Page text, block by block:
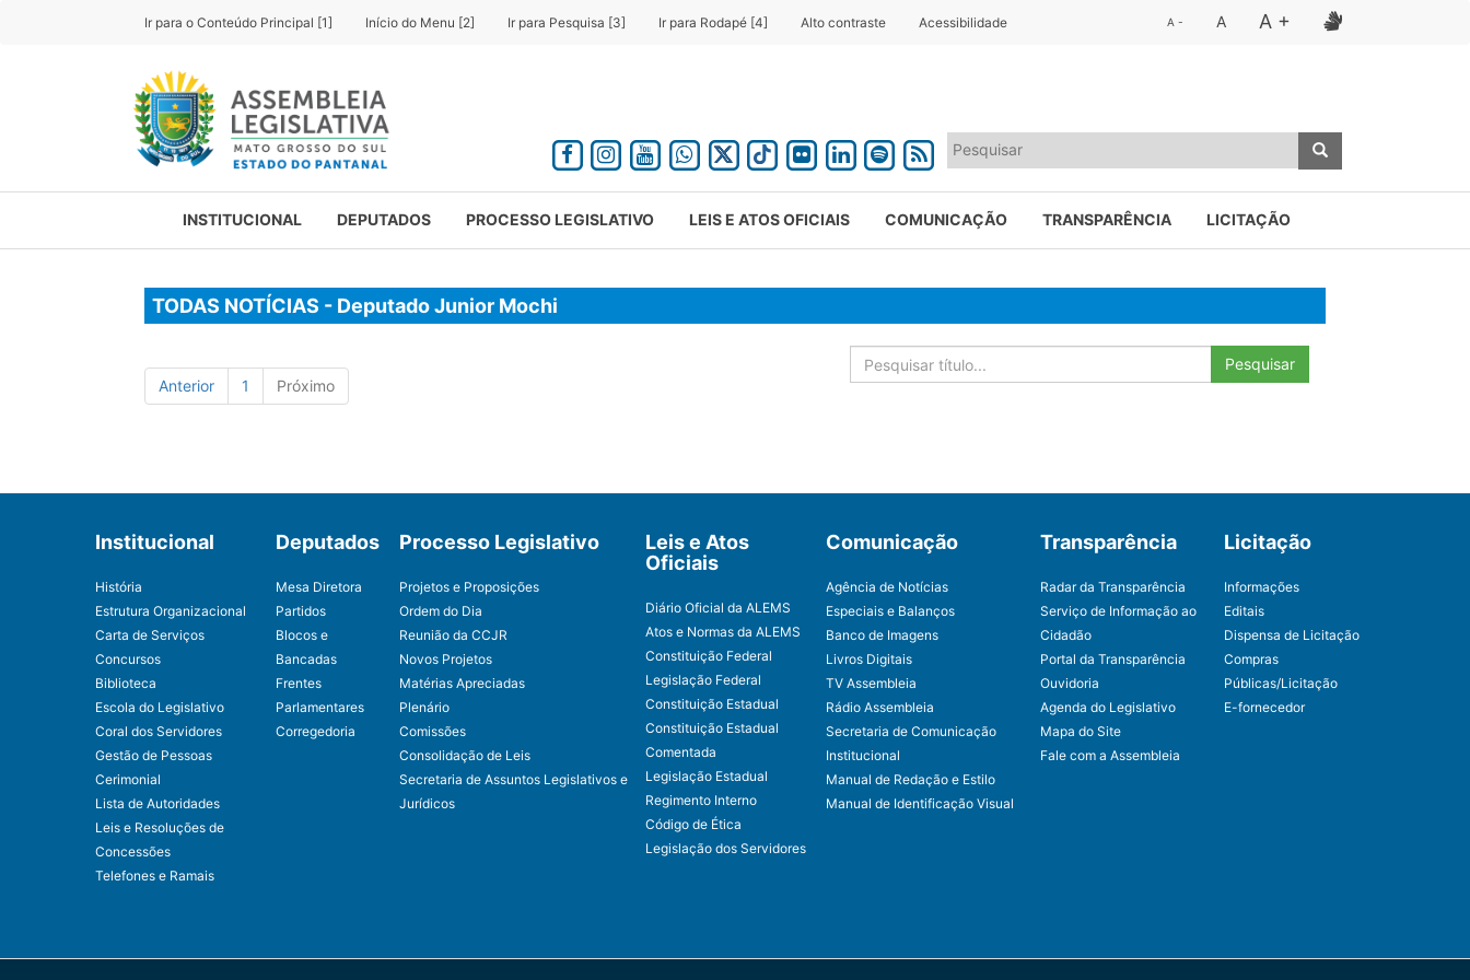
Ir para o Conteúdo Principal [1] Início do Menu [2] Ir para Pesquisa [3] Ir para Rodapé [4] Alto contraste Acessibilidade A - A A +
INSTITUCIONAL DEPUTADOS PROCESSO LEGISLATIVO LEIS E ATOS OFICIAIS COMUNICAÇÃO TRANSPARÊNCIA LICITAÇÃO
TODAS NOTÍCIAS - Deputado Junior Mochi
Pesquisar
Anterior
1 Próximo
Institucional
História
Estrutura Organizacional
Carta de Serviços
Concursos
Biblioteca
Escola do Legislativo
Coral dos Servidores
Gestão de Pessoas
Cerimonial
Lista de Autoridades
Leis e Resoluções de
Concessões
Telefones e Ramais
Deputados
Mesa Diretora
Partidos
Blocos e
Bancadas
Frentes
Parlamentares
Corregedoria
Processo Legislativo
Projetos e Proposições
Ordem do Dia
Reunião da CCJR
Novos Projetos
Matérias Apreciadas
Plenário
Comissões
Consolidação de Leis
Secretaria de Assuntos Legislativos e
Jurídicos
Leis e Atos
Oficiais
Diário Oficial da ALEMS
Atos e Normas da ALEMS
Constituição Federal
Legislação Federal
Constituição Estadual
Constituição Estadual
Comentada
Legislação Estadual
Regimento Interno
Código de Ética
Legislação dos Servidores
Comunicação
Agência de Notícias
Especiais e Balanços
Banco de Imagens
Livros Digitais
TV Assembleia
Rádio Assembleia
Secretaria de Comunicação
Institucional
Manual de Redação e Estilo
Manual de Identificação Visual
Transparência
Radar da Transparência
Serviço de Informação ao
Cidadão
Portal da Transparência
Ouvidoria
Agenda do Legislativo
Mapa do Site
Fale com a Assembleia
Licitação
Informações
Editais
Dispensa de Licitação
Compras
Públicas/Licitação
E-fornecedor